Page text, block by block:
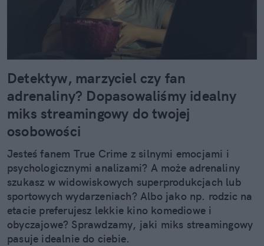
Detektyw, marzyciel czy fan
adrenaliny? Dopasowaliśmy idealny
miks streamingowy do twojej
osobowości
Jesteś fanem True Crime z silnymi emocjami i
psychologicznymi analizami? A może adrenaliny
szukasz w widowiskowych superprodukcjach lub
sportowych wydarzeniach? Albo jako np. rodzic na
etacie preferujesz lekkie kino komediowe i
obyczajowe? Sprawdzamy, jaki miks streamingowy
pasuje idealnie do ciebie.